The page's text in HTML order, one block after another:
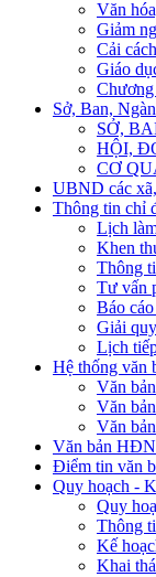
Văn
Giảm
Cải
Giáo
Chương
Sở, Ban,
SỞ,
HỘI,
CƠ
UBND các
Thông tin chỉ
Lịch
Khen
Thông
Tư vấn
Báo
Giải
Lịch
Hệ thống văn
Văn
Văn
Văn
Văn bản
Điểm tin văn
Quy hoạch -
Quy
Thông
Kế
Khai